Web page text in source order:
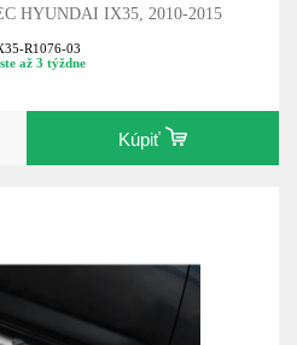
HYUNDAI IX35, 2010-2015
R1076-03
až 3 týždne
Kúpiť